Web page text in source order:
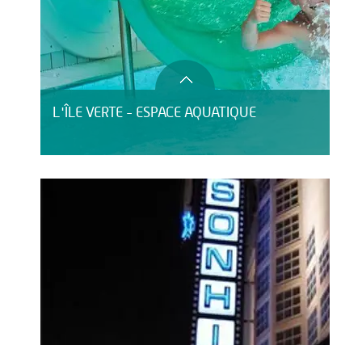
L'ÎLE VERTE - ESPACE AQUATIQUE